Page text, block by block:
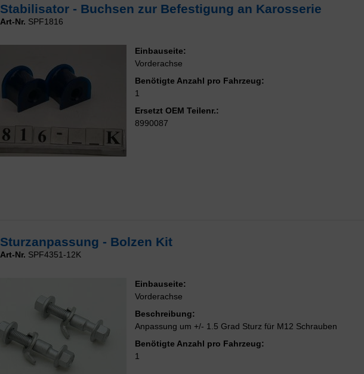
Stabilisator - Buchsen zur Befestigung an Karosserie
Art-Nr. SPF1816
Einbauseite:
Vorderachse
Benötigte Anzahl pro Fahrzeug:
1
Ersetzt OEM Teilenr.:
8990087
Sturzanpassung - Bolzen Kit
Art-Nr. SPF4351-12K
Einbauseite:
Vorderachse
Beschreibung:
Anpassung um +/- 1.5 Grad Sturz für M12 Schrauben
Benötigte Anzahl pro Fahrzeug:
1